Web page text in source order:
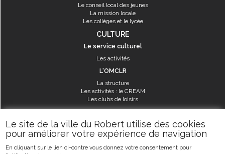
Le site de la ville du Robert utilise des cookies
pour améliorer votre expérience de navigation
En cliquant sur le lien ci-contre vous donnez votre consentement pour
Le conseil local des jeunes
La mission locale
Les collèges et le lycée
CULTURE
Le service culturel
Les activités
L'OMCLR
La structure
Les activités : le CREAM
Les clubs de loisirs
SPORT
Les équipements sportifs
Les aménagements municipaux
Les activités